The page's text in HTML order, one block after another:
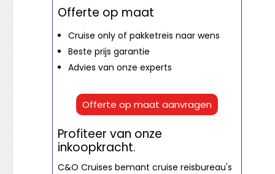
Offerte op maat
Cruise only of pakketreis naar wens
Beste prijs garantie
Advies van onze experts
Offerte op maat aanvragen
Profiteer van onze
inkoopkracht.
C&O Cruises bemant cruise reisbureau's